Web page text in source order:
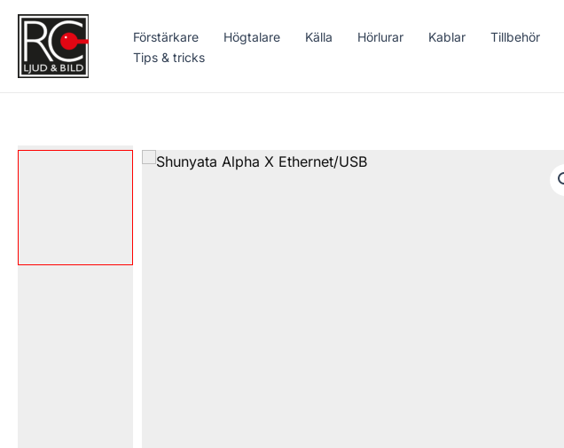
Hoppa
innehåll
Förstärkare Högtalare Källa Hörlurar Kablar Tillbehör
Tips & tricks